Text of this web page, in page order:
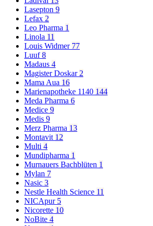
Lasepton 9
Lefax 2
Leo Pharma 1
Linola 11
Louis Widmer 77
Luuf8
Madaus 4
Magister Doskar2
Mama Aua 16
Marienapotheke 1140 144
Meda Pharma 6
Medice 9
Medis 9
Merz Pharma 13
Montavit 12
Multi 4
Mundipharma 1
Murnauers Bachblüten 1
Mylan 7
Nasic 3
Nestle Health Science 11
NICApur 5
Nicorette 10
NoBite 4